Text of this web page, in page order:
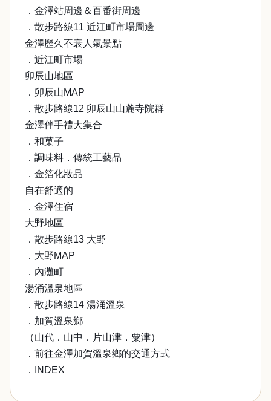
．金澤站周邊＆百番街周邊
．散步路線11 近江町市場周邊
金澤歷久不衰人氣景點
．近江町市場
卯辰山地區
．卯辰山MAP
．散步路線12 卯辰山山麓寺院群
金澤伴手禮大集合
．和菓子
．調味料．傳統工藝品
．金箔化妝品
自在舒適的
．金澤住宿
大野地區
．散步路線13 大野
．大野MAP
．內灘町
湯涌溫泉地區
．散步路線14 湯涌溫泉
．加賀溫泉鄉
（山代．山中．片山津．粟津）
．前往金澤加賀溫泉鄉的交通方式
．INDEX